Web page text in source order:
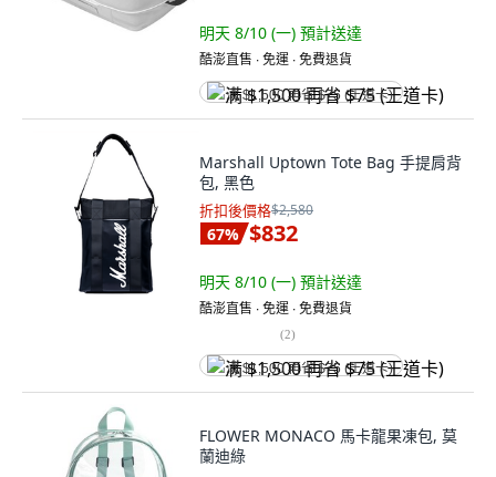
明天 8/10 (一) 預計送達
酷澎直售 ∙ 免運 ∙ 免費退貨
满 $1,500 再省 $75 (王道卡)
Marshall Uptown Tote Bag 手提肩背
包, 黑色
折扣後價格$2,580
67% $832
明天 8/10 (一) 預計送達
酷澎直售 ∙ 免運 ∙ 免費退貨
(2)
满 $1,500 再省 $75 (王道卡)
FLOWER MONACO 馬卡龍果凍包, 莫
蘭迪綠